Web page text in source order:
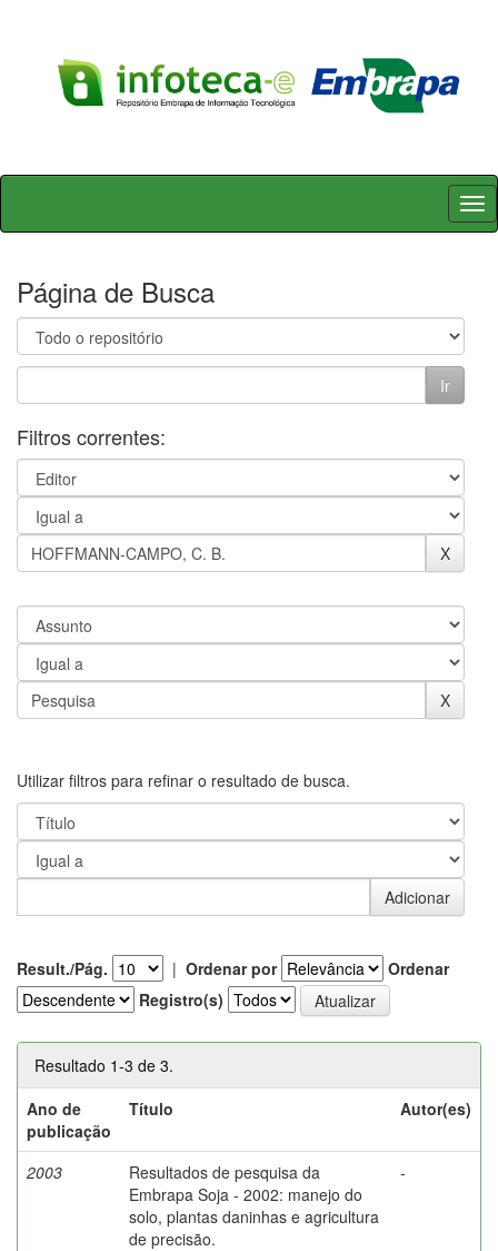
Skip
Página de Busca
Filtros correntes:
Utilizar filtros para refinar o resultado de busca.
Result./Pág. | Ordenar por
Ordenar
Registro(s)
Resultado 1-3 de 3.
Ano de
publicação
Título Autor(es)
2003
Resultados de pesquisa da
Embrapa Soja - 2002: manejo do
solo, plantas daninhas e agricultura
de precisão.
-